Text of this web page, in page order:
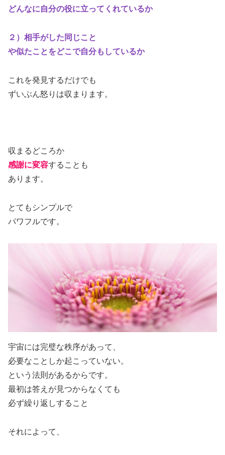
どんなに自分の役に立ってくれているか
２）相手がした同じこと
や似たことをどこで自分もしているか
これを発見するだけでも
ずいぶん怒りは収まります。
収まるどころか
感謝に変容することも
あります。
とてもシンプルで
パワフルです。
宇宙には完璧な秩序があって、
必要なことしか起こっていない。
という法則があるからです。
最初は答えが見つからなくても
必ず繰り返しすること
それによって、